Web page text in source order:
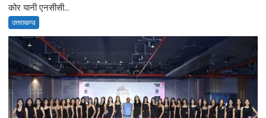
कोर यानी एनसीसी...
उत्तराखण्ड